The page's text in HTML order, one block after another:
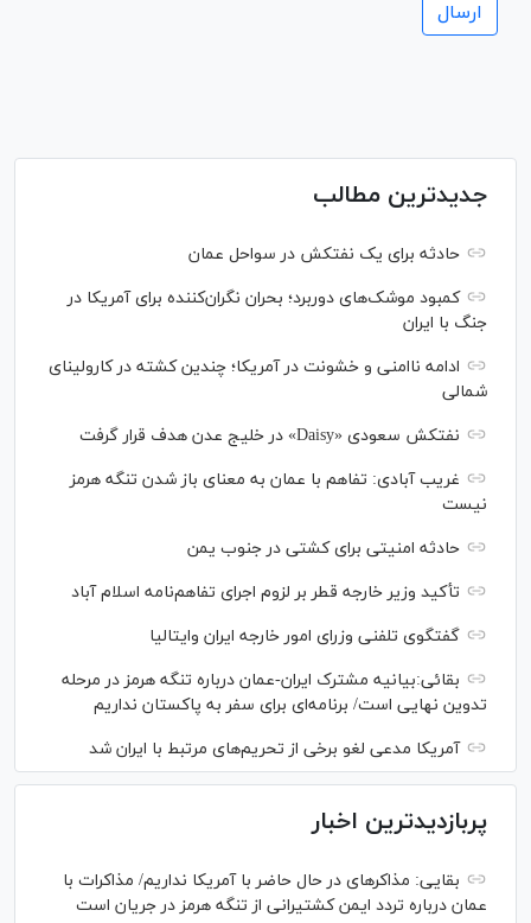
جدیدترین مطالب
حادثه برای یک نفتکش در سواحل عمان
کمبود موشک‌های دوربرد؛ بحران نگران‌کننده برای آمریکا در
جنگ با ایران
ادامه ناامنی و خشونت در آمریکا؛ چندین کشته در کارولینای
شمالی
نفتکش سعودی «Daisy» در خلیج عدن هدف قرار گرفت
غریب آبادی: تفاهم با عمان به معنای باز شدن تنگه هرمز
نیست
حادثه امنیتی برای کشتی در جنوب یمن
تأکید وزیر خارجه قطر بر لزوم اجرای تفاهم‌نامه اسلام آباد
گفتگوی تلفنی وزرای امور خارجه ایران وایتالیا
بقائی:بیانیه مشترک ایران-عمان درباره تنگه هرمز در مرحله
تدوین نهایی است/ برنامه‌ای برای سفر به پاکستان نداریم
آمریکا مدعی لغو برخی از تحریم‌های مرتبط با ایران شد
پربازدیدترین اخبار
بقایی: مذاکره‎ای در حال حاضر با آمریکا نداریم/ مذاکرات با
عمان درباره تردد ایمن کشتیرانی از تنگه هرمز در جریان است